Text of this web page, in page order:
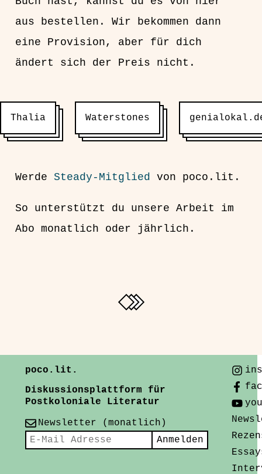
aus bestellen. Wir bekommen dann
eine Provision, aber für dich
ändert sich der Preis nicht.
Thalia Waterstones
WerdeSteady-Mitglied von poco.lit.
So unterstützt du unsere Arbeit im
Abo monatlich oder jährlich.
poco.lit.
Diskussionsplattform für
Postkoloniale Literatur
Newsletter (monatlich)